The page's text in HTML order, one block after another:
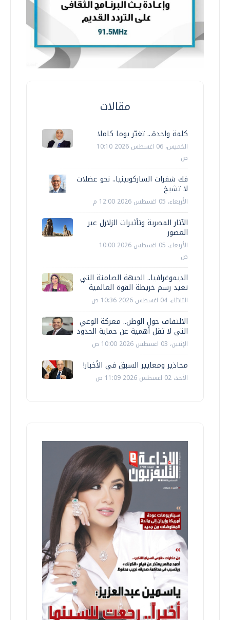
مقالات
كلمة واحدة... تغيّر يوما كاملا
الخميس، 06 اغسطس 2026 10:10
ص
فك شفرات الساركوبينيا.. نحو عضلات
لا تشيخ
الأربعاء، 05 اغسطس 2026 12:00 م
الآثار المصرية وتأثيرات الزلازل عبر
العصور
الأربعاء، 05 اغسطس 2026 10:00
ص
الديموغرافيا.. الجبهة الصامتة التي
تعيد رسم خريطة القوة العالمية
الثلاثاء، 04 اغسطس 2026 10:36 ص
الالتفاف حول الوطن.. معركة الوعي
التي لا تقل أهمية عن حماية الحدود
الإثنين، 03 اغسطس 2026 10:00 ص
محاذير ومعايير السبق في الأخبار!
الأحد، 02 اغسطس 2026 11:09 ص